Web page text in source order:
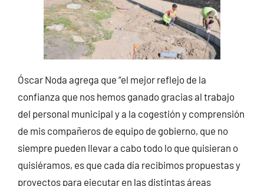
Óscar Noda agrega que “el mejor reflejo de la
confianza que nos hemos ganado gracias al trabajo
del personal municipal y a la cogestión y comprensión
de mis compañeros de equipo de gobierno, que no
siempre pueden llevar a cabo todo lo que quisieran o
quisiéramos, es que cada día recibimos propuestas y
proyectos para ejecutar en las distintas áreas